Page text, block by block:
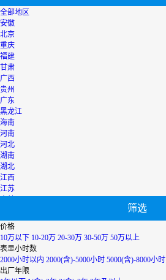
全部地区
安徽
北京
重庆
福建
甘肃
广西
贵州
广东
黑龙江
海南
河南
河北
湖南
湖北
江西
江苏
宁夏
内蒙古
青海
上海
陕西
山西
筛选
价格
10万以下 10-20万 20-30万 30-50万 50万以上
表显小时数
2000小时以内 2000(含)-5000小时 5000(含)-8000小时
出厂年限